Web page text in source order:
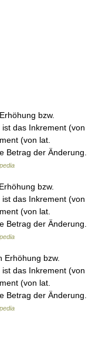
bzw.
das Inkrement (von
(von lat.
Betrag der Änderung.
bzw.
das Inkrement (von
(von lat.
Betrag der Änderung.
bzw.
das Inkrement (von
(von lat.
Betrag der Änderung.